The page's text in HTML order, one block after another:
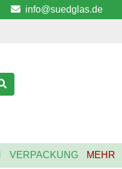
info@suedglas.de
VERPACKUNG MEHR